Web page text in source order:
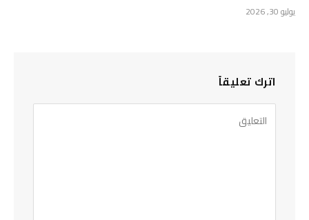
يوليو 30, 2026
اترك تعليقاً